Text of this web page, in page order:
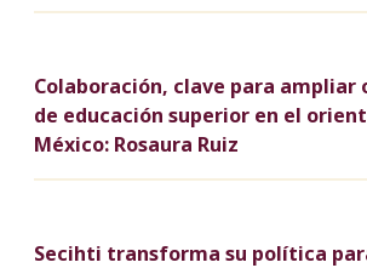
Colaboración, clave para ampliar
de educación superior en el
México: Rosaura Ruiz
Secihti transforma su política